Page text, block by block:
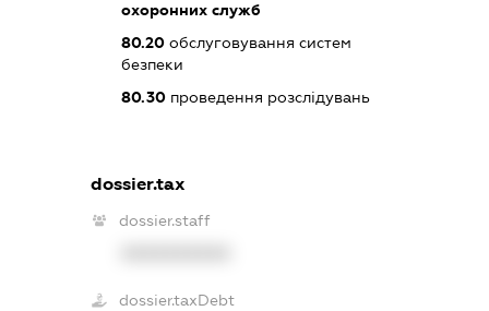
охоронних служб
80.20 обслуговування систем
безпеки
80.30 проведення розслідувань
dossier.tax
dossier.staff
dossier.taxDebt